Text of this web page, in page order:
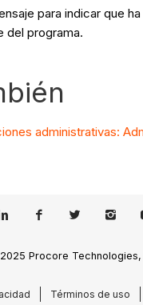
para indicar que
del programa.
administrativas:
Procore Technologies,
Términos de uso